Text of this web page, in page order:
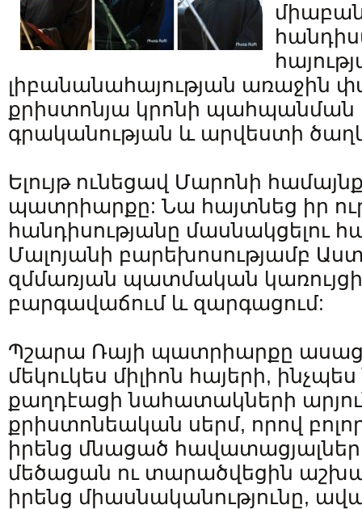
լիբանանահայության առաջին
քրիստոնյա կրոնի պահպանման
գրականության և արվեստի
Ելույթ ունեցավ Մարոնի
պատրիարքը: Նա հայտնեց իր
հանդիսությանը մասնակցելու
Մալոյանի բարեխոսությամբ
զմմառյան պատմական
բարգավաճում և զարգացում:
Պշարա Ռայի պատրիարքը ասաց,
մեկուկես միլիոն հայերի,
քաղդէացի նահատակների
քրիստոնեական սերմ, որով
իրենց մնացած
մեծացան ու տարածվեցին
իրենց միասնականությունը,